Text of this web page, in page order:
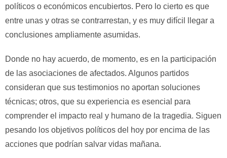
políticos o económicos encubiertos. Pero lo cierto es que
entre unas y otras se contrarrestan, y es muy difícil llegar a
conclusiones ampliamente asumidas.
Donde no hay acuerdo, de momento, es en la participación
de las asociaciones de afectados. Algunos partidos
consideran que sus testimonios no aportan soluciones
técnicas; otros, que su experiencia es esencial para
comprender el impacto real y humano de la tragedia. Siguen
pesando los objetivos políticos del hoy por encima de las
acciones que podrían salvar vidas mañana.